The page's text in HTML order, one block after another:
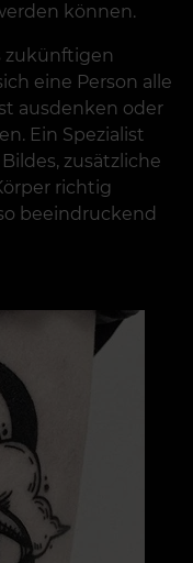
können.
zukünftigen
eine Person alle
ausdenken oder
Ein Spezialist
zusätzliche
richtig
beeindruckend